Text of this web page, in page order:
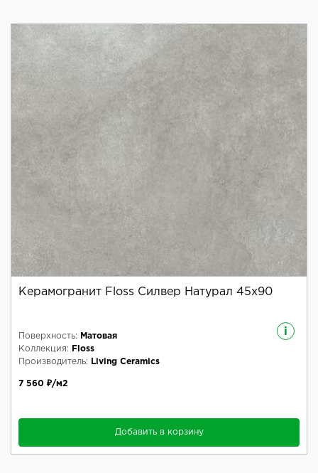
Керамогранит Floss Силвер Натурал 45x90
i
Поверхность:
Матовая
Коллекция:
Floss
Производитель:
Living Ceramics
7 560 ₽/м2
Добавить в корзину